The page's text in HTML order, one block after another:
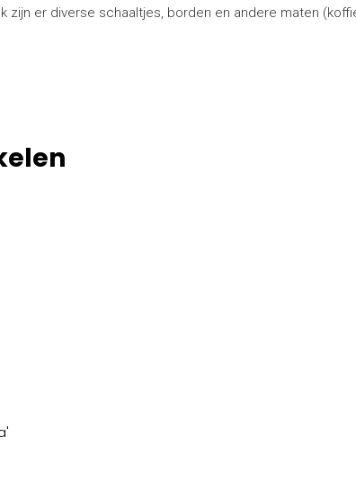
zijn er diverse schaaltjes, borden en andere maten